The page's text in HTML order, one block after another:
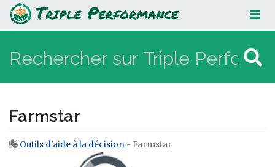
Farmstar
Farmstar
Aller à :navigation,rechercher
Outils d'aide à la décision - Farmstar